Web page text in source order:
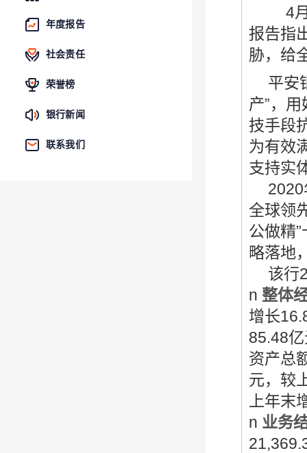
年度报告
社会责任
荣誉榜
银行新闻
联系我们
4
报告指
胁，给
平安
产”，
技手段
为有效
支持实
2020
全球领
公做精
略落地
该行
n 整体
增长
85.48
资产总
元，较
上年末
n 业务